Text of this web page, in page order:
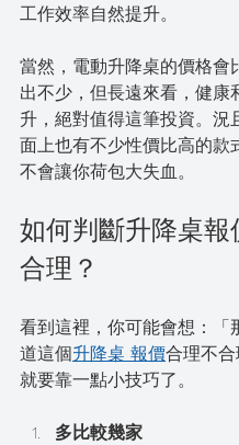
工作效率自然提升。
當然，電動升降桌的價格會
出不少，但長遠來看，健康
升，絕對值得這筆投資。況
面上也有不少性價比高的款
不會讓你荷包大失血。
如何判斷升降桌報
合理？
看到這裡，你可能會想：「
道這個升降桌 報價合理不
就要靠一點小技巧了。
多比較幾家